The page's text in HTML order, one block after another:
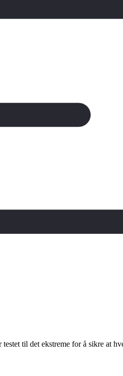
til det ekstreme for å sikre at